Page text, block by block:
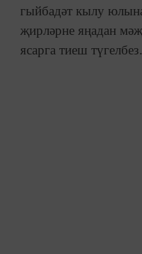
гыйбадәт кылу
җирләрне яңадан
ясарга тиеш түгелбез.